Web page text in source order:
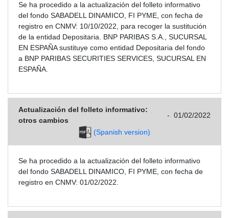
Se ha procedido a la actualización del folleto informativo
del fondo SABADELL DINAMICO, FI PYME, con fecha de
registro en CNMV: 10/10/2022, para recoger la sustitución
de la entidad Depositaria. BNP PARIBAS S.A., SUCURSAL
EN ESPAÑA sustituye como entidad Depositaria del fondo
a BNP PARIBAS SECURITIES SERVICES, SUCURSAL EN
ESPAÑA.
Actualización del folleto informativo:
otros cambios
- 01/02/2022
(Spanish version)
Se ha procedido a la actualización del folleto informativo
del fondo SABADELL DINAMICO, FI PYME, con fecha de
registro en CNMV: 01/02/2022.